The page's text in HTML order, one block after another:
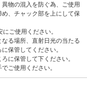
異物の混入を防ぐ為、ご使用
、チャック部を上にして保
ご使用ください。
なる場所、直射日光の当たる
保管してください。
に保管して下ください。
ご使用ください。